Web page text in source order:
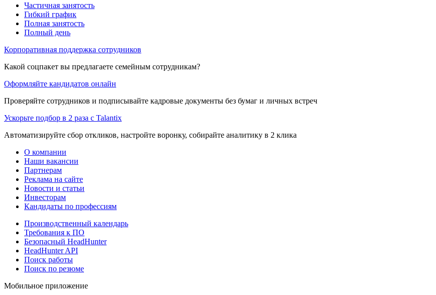
Частичная занятость
Гибкий график
Полная занятость
Полный день
Корпоративная поддержка сотрудников
Какой соцпакет вы предлагаете семейным сотрудникам?
Оформляйте кандидатов онлайн
Проверяйте сотрудников и подписывайте кадровые документы без бумаг и личных встреч
Ускорьте подбор в 2 раза с Talantix
Автоматизируйте сбор откликов, настройте воронку, собирайте аналитику в 2 клика
О компании
Наши вакансии
Партнерам
Реклама на сайте
Новости и статьи
Инвесторам
Кандидаты по профессиям
Производственный календарь
Требования к ПО
Безопасный HeadHunter
HeadHunter API
Поиск работы
Поиск по резюме
Мобильное приложение